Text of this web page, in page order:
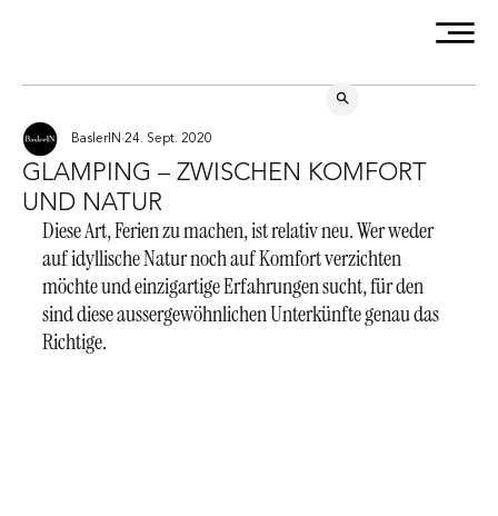
GLAMPING – ZWISCHEN KOMFORT
UND NATUR
BaslerIN 24. Sept. 2020
Diese Art, Ferien zu machen, ist relativ neu. Wer weder
auf idyllische Natur noch auf Komfort verzichten
möchte und einzigartige Erfahrungen sucht, für den
sind diese aussergewöhnlichen Unterkünfte genau das
Richtige.